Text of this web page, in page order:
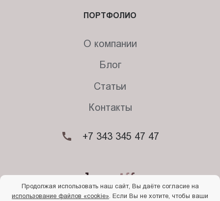
ПОРТФОЛИО
О компании
Блог
Статьи
Контакты
+7 343 345 47 47
Продолжая использовать наш сайт, Вы даёте согласие на
использование файлов «cookie» . Если Вы не хотите, чтобы ваши